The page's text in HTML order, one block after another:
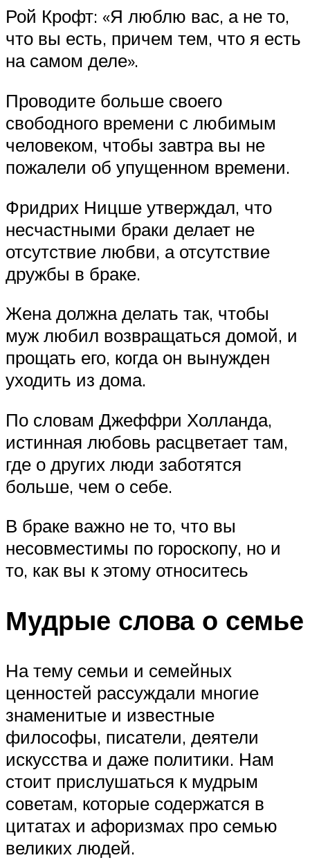
Рой Крофт: «Я люблю вас, а не то,
что вы есть, причем тем, что я есть
на самом деле».
Проводите больше своего
свободного времени с любимым
человеком, чтобы завтра вы не
пожалели об упущенном времени.
Фридрих Ницше утверждал, что
несчастными браки делает не
отсутствие любви, а отсутствие
дружбы в браке.
Жена должна делать так, чтобы
муж любил возвращаться домой, и
прощать его, когда он вынужден
уходить из дома.
По словам Джеффри Холланда,
истинная любовь расцветает там,
где о других люди заботятся
больше, чем о себе.
В браке важно не то, что вы
несовместимы по гороскопу, но и
то, как вы к этому относитесь
Мудрые слова о семье
На тему семьи и семейных
ценностей рассуждали многие
знаменитые и известные
философы, писатели, деятели
искусства и даже политики. Нам
стоит прислушаться к мудрым
советам, которые содержатся в
цитатах и афоризмах про семью
великих людей.